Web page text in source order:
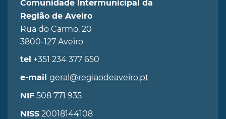
Comunidade Intermunicipal da
Região de Aveiro
Rua do Carmo, 20
3800-127 Aveiro
tel +351 234 377 650
e-mail geral@regiaodeaveiro.pt
NIF 508 771 935
NISS 20018144108